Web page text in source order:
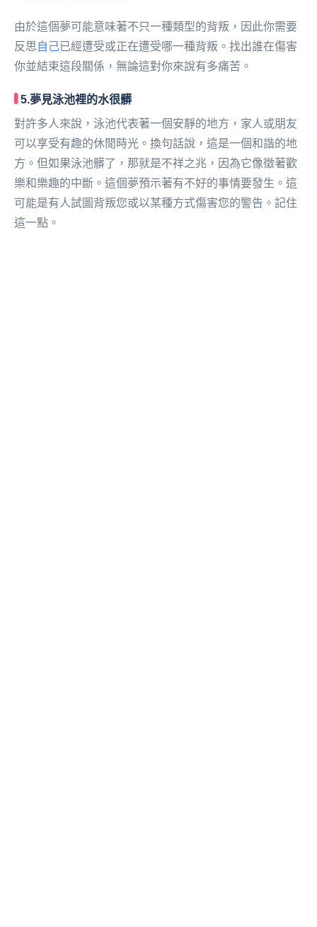
由於這個夢可能意味著不只一種類型的背叛，因此你需要
反思自己已經遭受或正在遭受哪一種背叛。找出誰在傷害
你並結束這段關係，無論這對你來說有多痛苦。
5.夢見泳池裡的水很髒
對許多人來說，泳池代表著一個安靜的地方，家人或朋友
可以享受有趣的休閒時光。換句話說，這是一個和諧的地
方。但如果泳池髒了，那就是不祥之兆，因為它像徵著歡
樂和樂趣的中斷。這個夢預示著有不好的事情要發生。這
可能是有人試圖背叛您或以某種方式傷害您的警告。記住
這一點。